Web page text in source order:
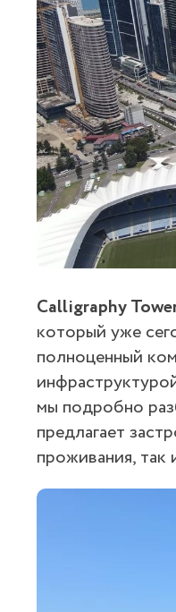
Calligraphy
который уже
полноценный
мы подробно
предлагает
проживания, так